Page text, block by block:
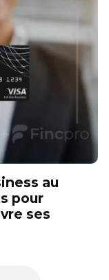
au
pour
ses